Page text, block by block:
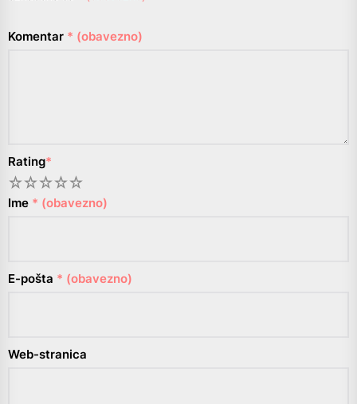
Komentar * (obavezno)
Rating*
5
4
3
2
Ime * (obavezno)
E-pošta * (obavezno)
Web-stranica